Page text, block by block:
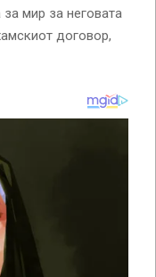
мир за неговата
договор,